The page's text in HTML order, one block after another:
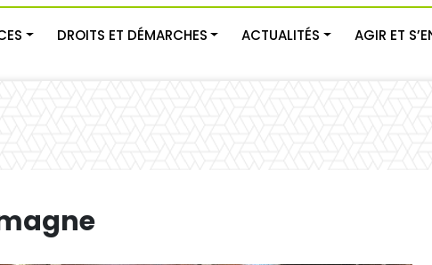
DROITS ET DÉMARCHES ACTUALITÉS AGIR ET